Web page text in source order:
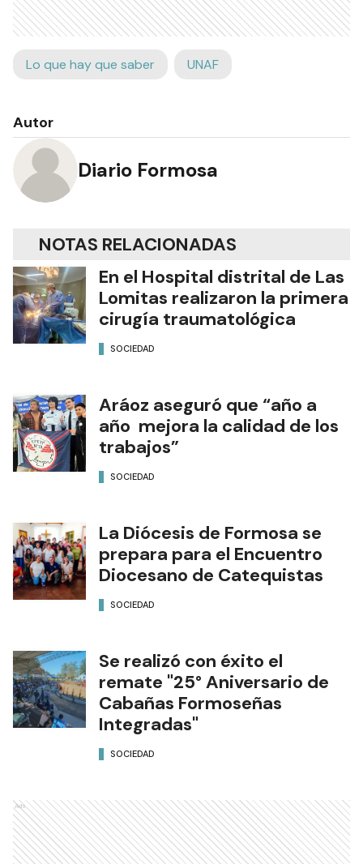
Lo que hay que saber UNAF
Autor
Diario Formosa
NOTAS RELACIONADAS
En el Hospital distrital de Las
Lomitas realizaron la primera
cirugía traumatológica
SOCIEDAD
Aráoz aseguró que “año a
año mejora la calidad de los
trabajos”
SOCIEDAD
La Diócesis de Formosa se
prepara para el Encuentro
Diocesano de Catequistas
SOCIEDAD
Se realizó con éxito el
remate "25° Aniversario de
Cabañas Formoseñas
Integradas"
SOCIEDAD
Ads